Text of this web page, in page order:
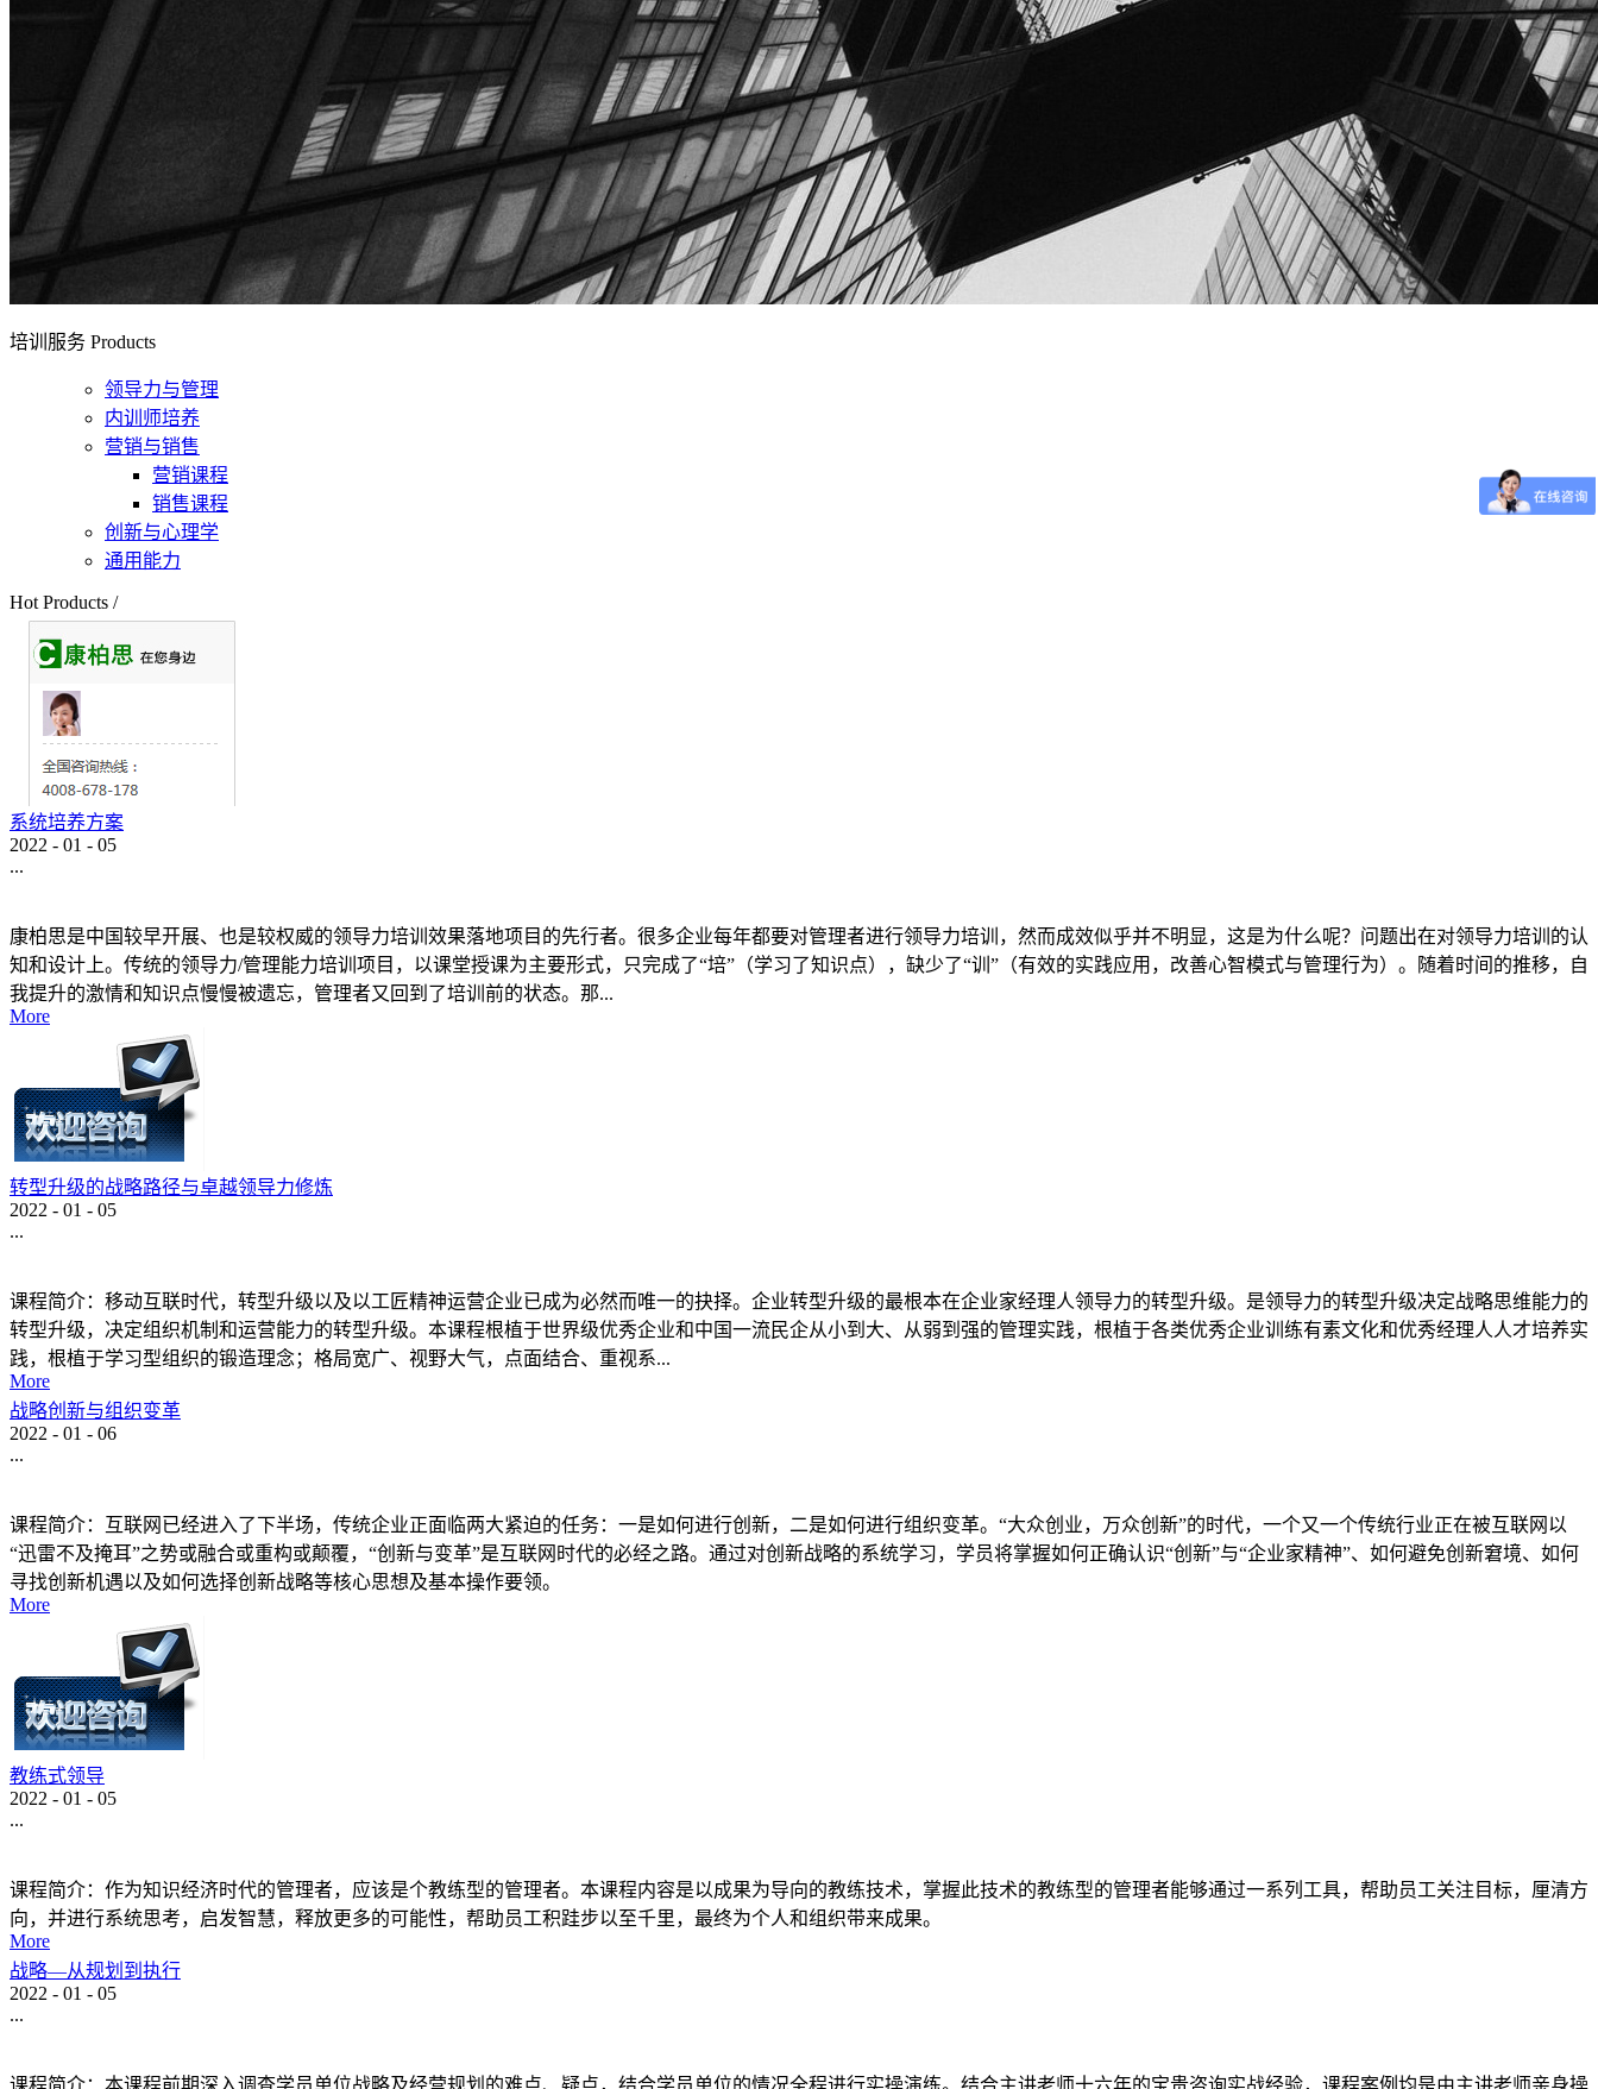
培训服务 Products
领导力与管理
内训师培养
营销与销售
营销课程
销售课程
创新与心理学
通用能力
Hot Products /
系统培养方案
2022 - 01 - 05
...
康柏思是中国较早开展、也是较权威的领导力培训效果落地项目的先行者。很多企业每年都要对管理者进行领导力培训，然而成效似乎并不明显，这是为什么呢？问题出在对领导力培训的认
知和设计上。传统的领导力/管理能力培训项目，以课堂授课为主要形式，只完成了“培”（学习了知识点），缺少了“训”（有效的实践应用，改善心智模式与管理行为）。随着时间的推移，自
我提升的激情和知识点慢慢被遗忘，管理者又回到了培训前的状态。那...
More
转型升级的战略路径与卓越领导力修炼
2022 - 01 - 05
...
课程简介：移动互联时代，转型升级以及以工匠精神运营企业已成为必然而唯一的抉择。企业转型升级的最根本在企业家经理人领导力的转型升级。是领导力的转型升级决定战略思维能力的
转型升级，决定组织机制和运营能力的转型升级。本课程根植于世界级优秀企业和中国一流民企从小到大、从弱到强的管理实践，根植于各类优秀企业训练有素文化和优秀经理人人才培养实
践，根植于学习型组织的锻造理念；格局宽广、视野大气，点面结合、重视系...
More
战略创新与组织变革
2022 - 01 - 06
...
课程简介：互联网已经进入了下半场，传统企业正面临两大紧迫的任务：一是如何进行创新，二是如何进行组织变革。“大众创业，万众创新”的时代，一个又一个传统行业正在被互联网以
“迅雷不及掩耳”之势或融合或重构或颠覆，“创新与变革”是互联网时代的必经之路。通过对创新战略的系统学习，学员将掌握如何正确认识“创新”与“企业家精神”、如何避免创新窘境、如何
寻找创新机遇以及如何选择创新战略等核心思想及基本操作要领。
More
教练式领导
2022 - 01 - 05
...
课程简介：作为知识经济时代的管理者，应该是个教练型的管理者。本课程内容是以成果为导向的教练技术，掌握此技术的教练型的管理者能够通过一系列工具，帮助员工关注目标，厘清方
向，并进行系统思考，启发智慧，释放更多的可能性，帮助员工积跬步以至千里，最终为个人和组织带来成果。
More
战略—从规划到执行
2022 - 01 - 05
...
课程简介：本课程前期深入调查学员单位战略及经营规划的难点、疑点，结合学员单位的情况全程进行实操演练。结合主讲老师十六年的宝贵咨询实战经验，课程案例均是由主讲老师亲身操